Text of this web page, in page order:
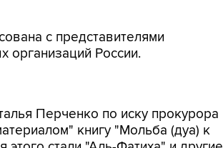
с представителями
организаций России.
Перченко по иску прокурора
книгу "Мольба (дуа) к